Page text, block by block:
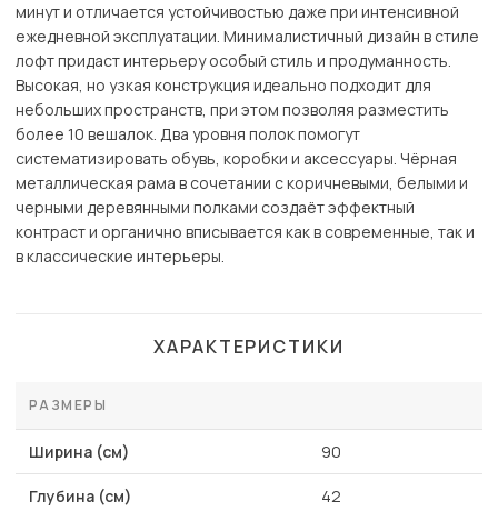
минут и отличается устойчивостью даже при интенсивной
ежедневной эксплуатации. Минималистичный дизайн в стиле
лофт придаст интерьеру особый стиль и продуманность.
Высокая, но узкая конструкция идеально подходит для
небольших пространств, при этом позволяя разместить
более 10 вешалок. Два уровня полок помогут
систематизировать обувь, коробки и аксессуары. Чёрная
металлическая рама в сочетании с коричневыми, белыми и
черными деревянными полками создаёт эффектный
контраст и органично вписывается как в современные, так и
в классические интерьеры.
ХАРАКТЕРИСТИКИ
РАЗМЕРЫ
Ширина (см) 90
Глубина (см) 42